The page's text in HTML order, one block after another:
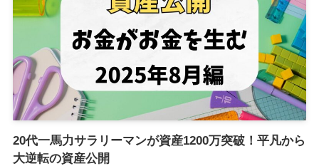
20代一馬力サラリーマンが資産1200万突破！平凡から
大逆転の資産公開